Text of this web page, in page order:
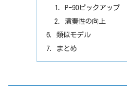
P-90ピックアップ
演奏性の向上
類似モデル
まとめ